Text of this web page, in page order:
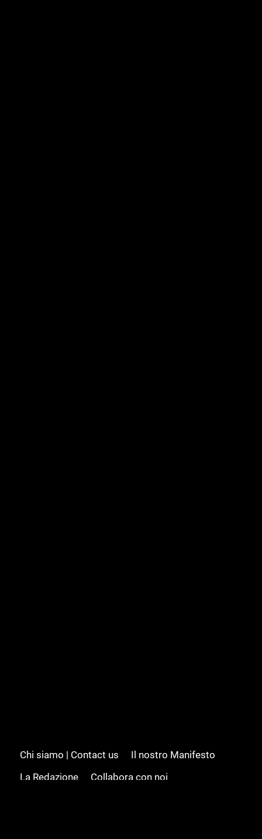
Chi siamo | Contact us
Il nostro Manifesto
La Redazione
Collabora con noi